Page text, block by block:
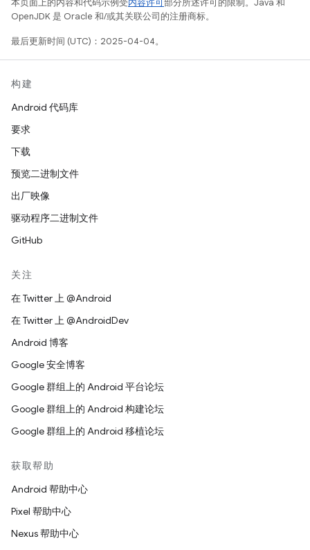
本页面上的内容和代码示例受内容许可部分所述许可的限制。Java 和
OpenJDK 是 Oracle 和/或其关联公司的注册商标。
最后更新时间 (UTC)：2025-04-04。
构建
Android 代码库
要求
下载
预览二进制文件
出厂映像
驱动程序二进制文件
GitHub
关注
在 Twitter 上 @Android
在 Twitter 上 @AndroidDev
Android 博客
Google 安全博客
Google 群组上的 Android 平台论坛
Google 群组上的 Android 构建论坛
Google 群组上的 Android 移植论坛
获取帮助
Android 帮助中心
Pixel 帮助中心
Nexus 帮助中心